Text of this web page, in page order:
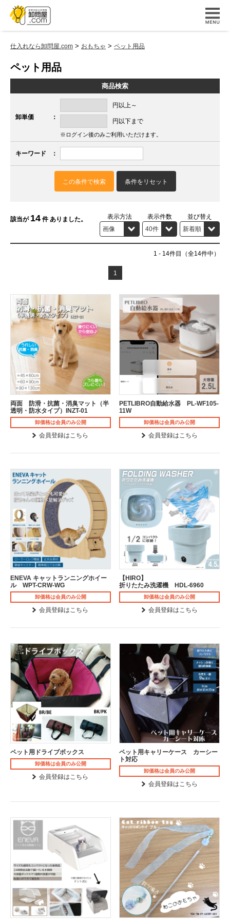
仕入れなら卸問屋.com > おもちゃ > ペット用品
ペット用品
商品検索
卸単価 ：
円以上～
円以下まで
※ログイン後のみご利用いただけます。
キーワード ：
この条件で検索 条件をリセット
該当が 14 件 ありました。 表示方法 表示件数 並び替え
1 - 14件目（全14件中）
1
両面 防滑・抗菌・消臭マット（半
透明・防水タイプ）INZT-01
卸価格は会員のみ公開
会員登録はこちら
PETLIBRO自動給水器 PL-WF105-
11W
卸価格は会員のみ公開
会員登録はこちら
ENEVA キャットランニングホイー
ル WPT-CRW-WG
卸価格は会員のみ公開
会員登録はこちら
【HIRO】
折りたたみ洗濯機 HDL-6960
卸価格は会員のみ公開
会員登録はこちら
ペット用ドライブボックス
卸価格は会員のみ公開
会員登録はこちら
ペット用キャリーケース カーシー
ト対応
卸価格は会員のみ公開
会員登録はこちら